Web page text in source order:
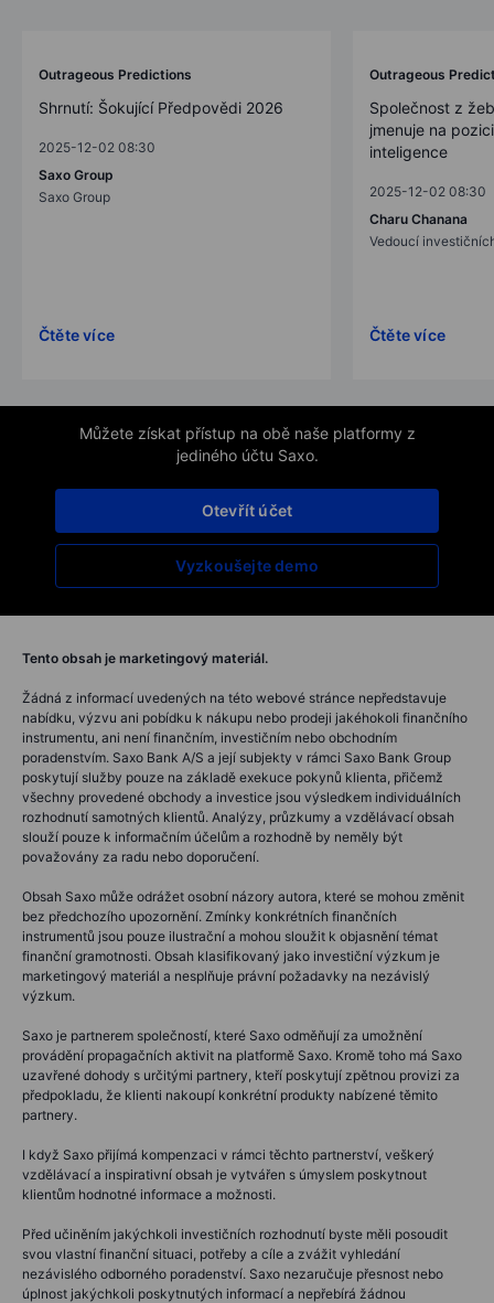
Outrageous Predictions
Shrnutí: Šokující Předpovědi 2026
2025-12-02 08:30
Saxo Group
Saxo Group
Čtěte více
Outrageous
Společnost z
jmenuje na
inteligence
2025-12-02 08:30
Charu Chanana
Vedoucí
Čtěte více
Můžete získat přístup na obě naše platformy z
jediného účtu Saxo.
Vyzkoušejte demo
Otevřít účet
Tento obsah je marketingový materiál.
Žádná z informací uvedených na této webové stránce nepředstavuje
nabídku, výzvu ani pobídku k nákupu nebo prodeji jakéhokoli finančního
instrumentu, ani není finančním, investičním nebo obchodním
poradenstvím. Saxo Bank A/S a její subjekty v rámci Saxo Bank Group
poskytují služby pouze na základě exekuce pokynů klienta, přičemž
všechny provedené obchody a investice jsou výsledkem individuálních
rozhodnutí samotných klientů. Analýzy, průzkumy a vzdělávací obsah
slouží pouze k informačním účelům a rozhodně by neměly být
považovány za radu nebo doporučení.
Obsah Saxo může odrážet osobní názory autora, které se mohou změnit
bez předchozího upozornění. Zmínky konkrétních finančních
instrumentů jsou pouze ilustrační a mohou sloužit k objasnění témat
finanční gramotnosti. Obsah klasifikovaný jako investiční výzkum je
marketingový materiál a nesplňuje právní požadavky na nezávislý
výzkum.
Saxo je partnerem společností, které Saxo odměňují za umožnění
provádění propagačních aktivit na platformě Saxo. Kromě toho má Saxo
uzavřené dohody s určitými partnery, kteří poskytují zpětnou provizi za
předpokladu, že klienti nakoupí konkrétní produkty nabízené těmito
partnery.
I když Saxo přijímá kompenzaci v rámci těchto partnerství, veškerý
vzdělávací a inspirativní obsah je vytvářen s úmyslem poskytnout
klientům hodnotné informace a možnosti.
Před učiněním jakýchkoli investičních rozhodnutí byste měli posoudit
svou vlastní finanční situaci, potřeby a cíle a zvážit vyhledání
nezávislého odborného poradenství. Saxo nezaručuje přesnost nebo
úplnost jakýchkoli poskytnutých informací a nepřebírá žádnou